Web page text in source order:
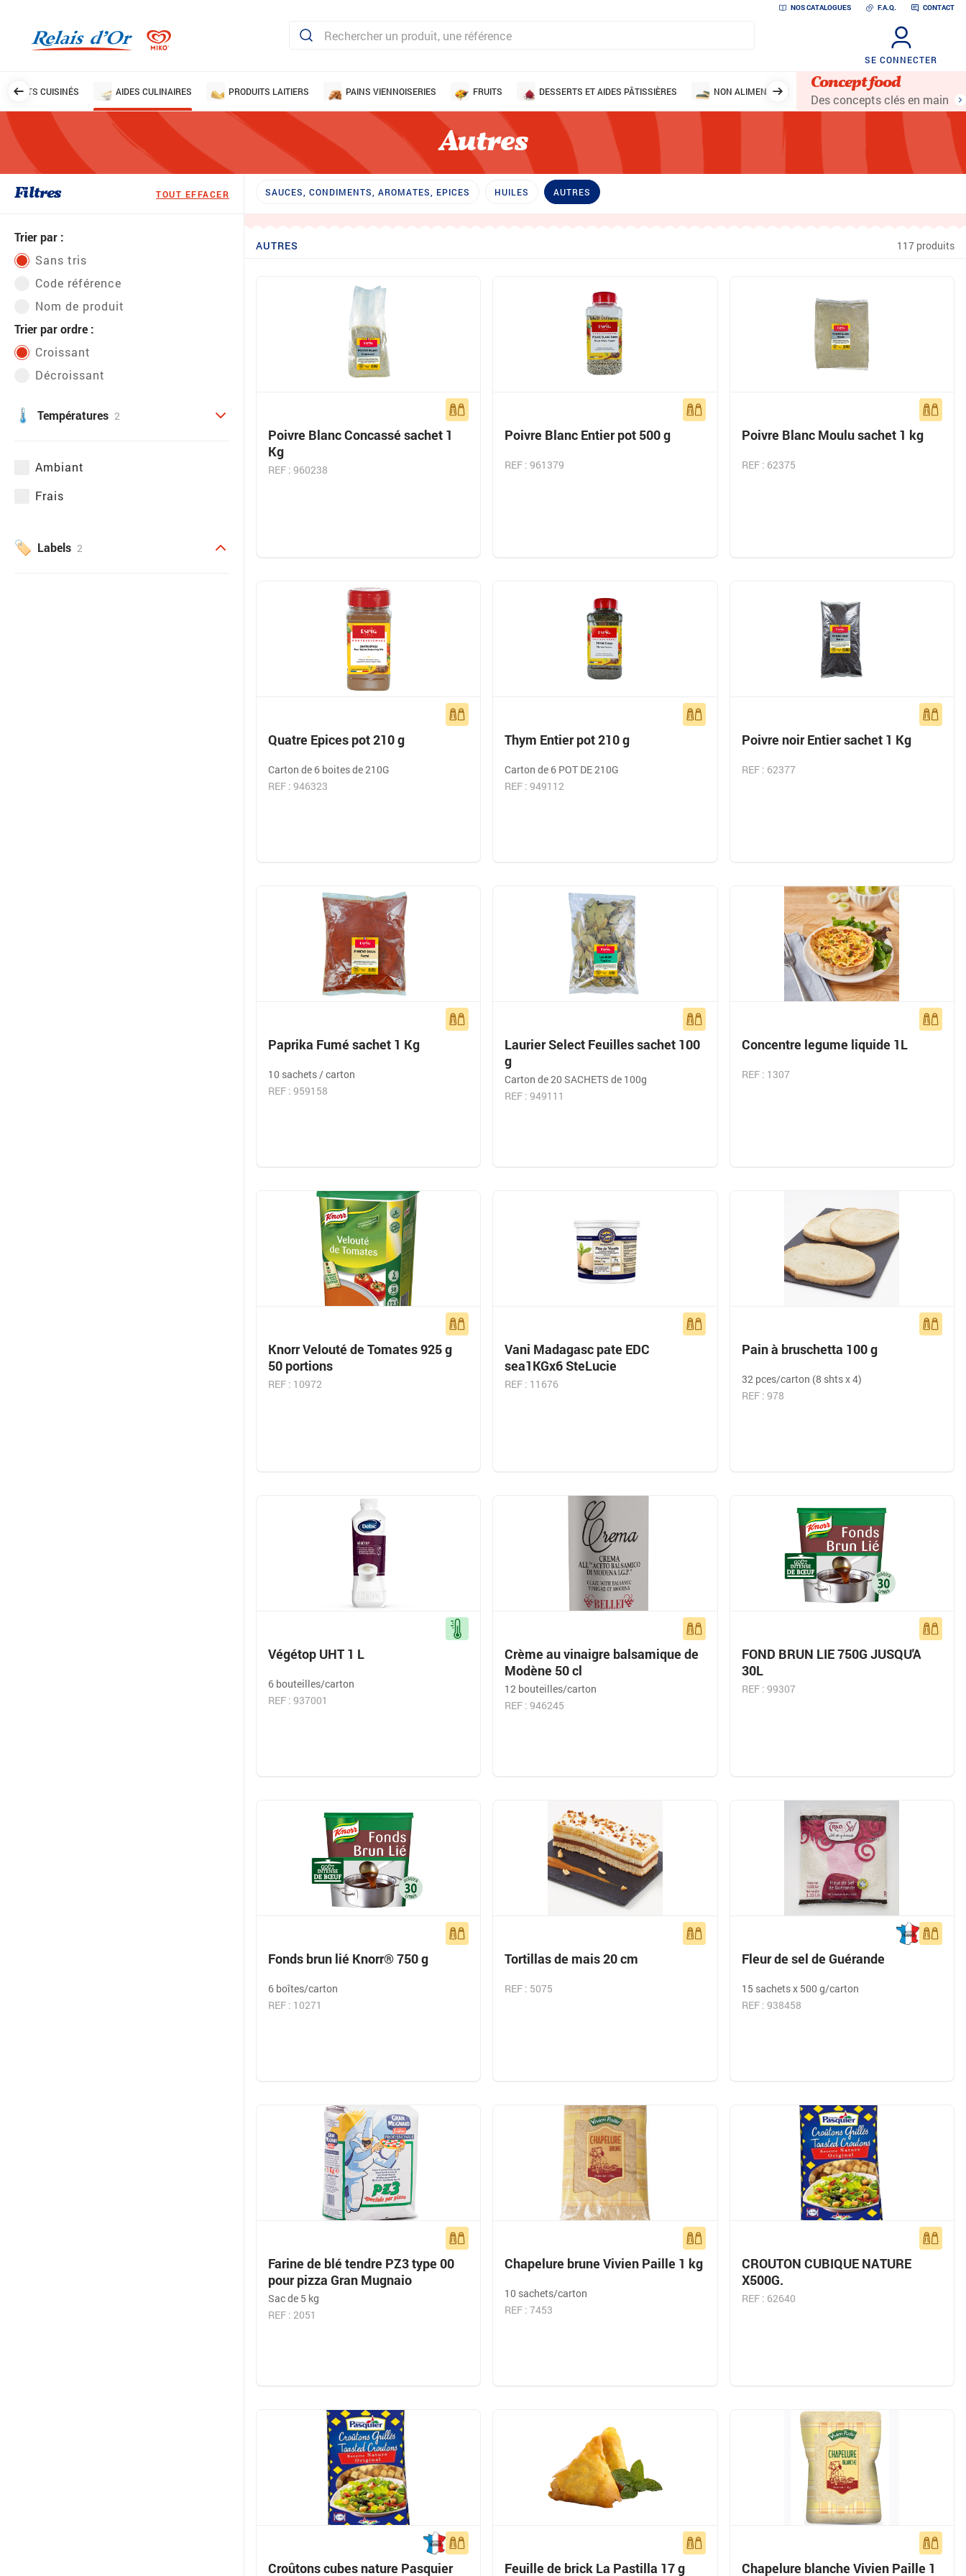
NOS CATALOGUES F.A.Q. CONTACT
SE CONNECTER
PLATS CUISINÉS AIDES CULINAIRES PRODUITS LAITIERS PAINS VIENNOISERIES FRUITS DESSERTS ET AIDES PÂTISSIÈRES NON ALIMENTAIRE Concept food
Des concepts clés en main
Autres
Filtres TOUT EFFACER
Trier par :
Sans tris
Code référence
Nom de produit
Trier par ordre :
Croissant
Décroissant
Températures 2
Ambiant
Frais
Labels 2
SAUCES, CONDIMENTS, AROMATES, EPICES HUILES AUTRES
AUTRES 117 produits
Poivre Blanc Concassé sachet 1
Kg
REF : 960238
Poivre Blanc Entier pot 500 g
REF : 961379
Poivre Blanc Moulu sachet 1 kg
REF : 62375
Quatre Epices pot 210 g
Carton de 6 boites de 210G
REF : 946323
Thym Entier pot 210 g
Carton de 6 POT DE 210G
REF : 949112
Poivre noir Entier sachet 1 Kg
REF : 62377
Paprika Fumé sachet 1 Kg
10 sachets / carton
REF : 959158
Laurier Select Feuilles sachet 100
g
Carton de 20 SACHETS de 100g
REF : 949111
Concentre legume liquide 1L
REF : 1307
Knorr Velouté de Tomates 925 g
50 portions
REF : 10972
Vani Madagasc pate EDC
sea1KGx6 SteLucie
REF : 11676
Pain à bruschetta 100 g
32 pces/carton (8 shts x 4)
REF : 978
Végétop UHT 1 L
6 bouteilles/carton
REF : 937001
Crème au vinaigre balsamique de
Modène 50 cl
12 bouteilles/carton
REF : 946245
FOND BRUN LIE 750G JUSQU'A
30L
REF : 99307
Fonds brun lié Knorr® 750 g
6 boîtes/carton
REF : 10271
Tortillas de mais 20 cm
REF : 5075
Fleur de sel de Guérande
15 sachets x 500 g/carton
REF : 938458
Farine de blé tendre PZ3 type 00
pour pizza Gran Mugnaio
Sac de 5 kg
REF : 2051
Chapelure brune Vivien Paille 1 kg
10 sachets/carton
REF : 7453
CROUTON CUBIQUE NATURE
X500G.
REF : 62640
Croûtons cubes nature Pasquier Feuille de brick La Pastilla 17 g Chapelure blanche Vivien Paille 1